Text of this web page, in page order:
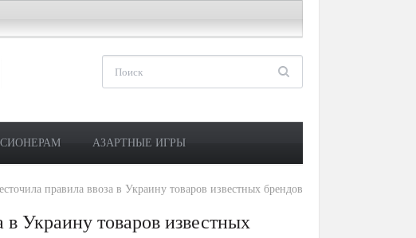
АЗАРТНЫЕ ИГРЫ
правила ввоза в Украину товаров известных брендов
Украину товаров известных